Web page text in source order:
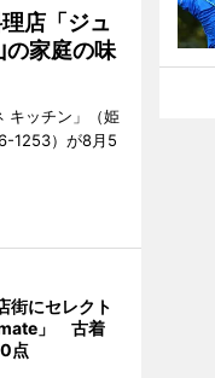
店「ジュ
家庭の味
キッチン」（姫
1253）が8月5
街にセレクト
」 古着
点